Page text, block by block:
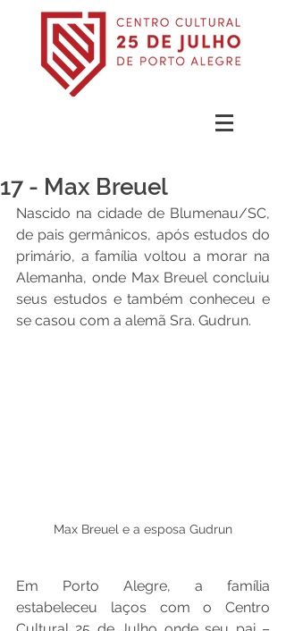
17 - Max Breuel
Nascido na cidade de Blumenau/SC,
de pais germânicos, após estudos do
primário, a família voltou a morar na
Alemanha, onde Max Breuel concluiu
seus estudos e também conheceu e
se casou com a alemã Sra. Gudrun.
Max Breuel e a esposa Gudrun
Em Porto Alegre, a família
estabeleceu laços com o Centro